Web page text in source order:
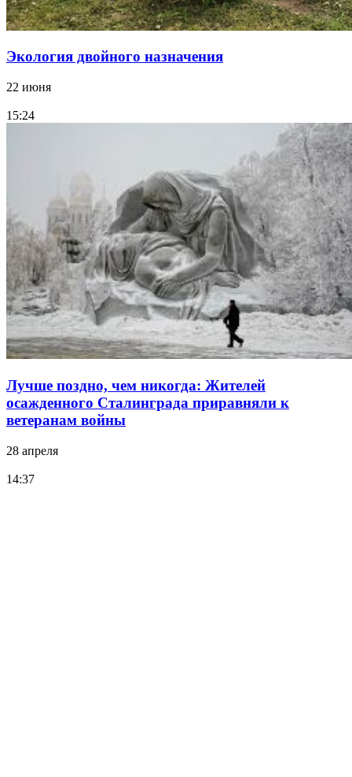
Экология двойного назначения
22 июня
15:24
Лучше поздно, чем никогда: Жителей
осажденного Сталинграда приравняли к
ветеранам войны
28 апреля
14:37